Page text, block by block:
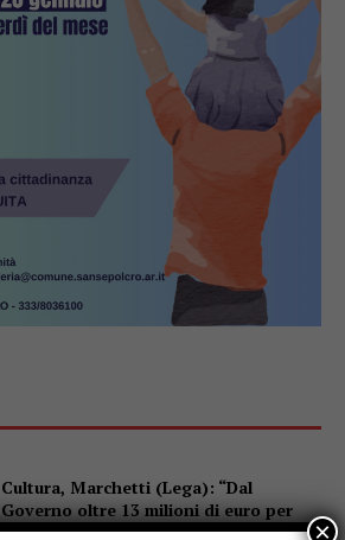
Cultura, Marchetti (Lega): “Dal
Governo oltre 13 milioni di euro per
Gubbio, Assisi e Piediluco”
×